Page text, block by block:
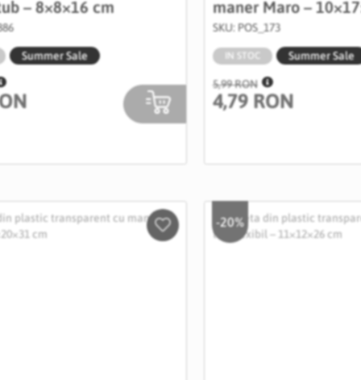
– 8×8×16 cm
Summer Sale
maner Maro –
SKU: POS_173
IN STOC Summer Sale
5,99 RON
4,79 RON
Salveaza
-20%